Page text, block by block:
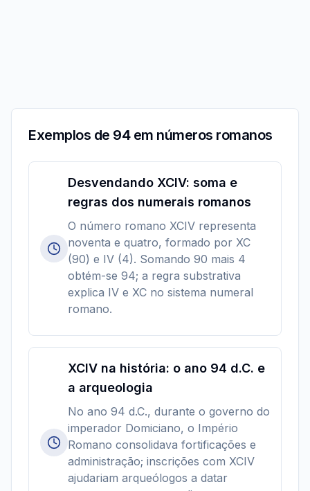
Exemplos de 94 em números romanos
Desvendando XCIV: soma e
regras dos numerais romanos
O número romano XCIV representa
noventa e quatro, formado por XC
(90) e IV (4). Somando 90 mais 4
obtém-se 94; a regra substrativa
explica IV e XC no sistema numeral
romano.
XCIV na história: o ano 94 d.C. e
a arqueologia
No ano 94 d.C., durante o governo do
imperador Domiciano, o Império
Romano consolidava fortificações e
administração; inscrições com XCIV
ajudariam arqueólogos a datar